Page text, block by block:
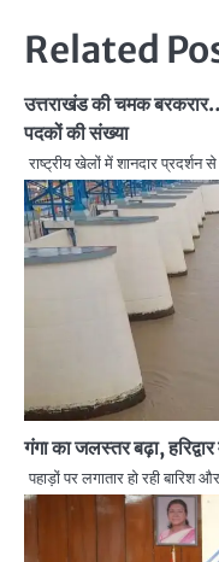
Related
उत्तराखंड की चमक
पदकों की संख्या
राष्ट्रीय खेलों में शानदार प्रदर्शन
गंगा का जलस्तर बढ़ा,
पहाड़ों पर लगातार हो रही बारिश